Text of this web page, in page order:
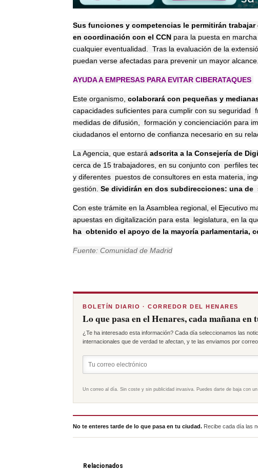
Sus funciones y competencias le permitirán
en coordinación con el CCN para la puesta en
cualquier eventualidad. Tras la evaluación de la
puedan verse afectadas para prevenir un mayor alcance.
AYUDA A EMPRESAS PARA EVITAR CIBERATAQUES
Este organismo, colaborará con pequeñas y
capacidades suficientes para cumplir con su seguridad
medidas de difusión, formación y concienciación para
ciudadanos el entorno de confianza necesario en su
La Agencia, que estará adscrita a la Consejería de
cerca de 15 trabajadores, en su conjunto con perfiles
y diferentes puestos de consultores en esta materia,
gestión. Se dividirán en dos subdirecciones: una
Con este trámite en la Asamblea regional, el Ejecutivo
apuestas en digitalización para esta legislatura, en la
ha obtenido el apoyo de la mayoría parlamentaria,
Fuente: Comunidad de Madrid
BOLETÍN DIARIO · CORREDOR DEL HENARES
Lo que pasa en el Henares, cada mañana en
¿Te ha interesado esta información? Cada día seleccionamos las
internacionales que de verdad te afectan, y te las enviamos por correo
Un correo al día. Sin coste y sin publicidad invasiva. Puedes darte de baja con
No te enteres tarde de lo que pasa en tu ciudad. Recibe cada día las
Relacionados